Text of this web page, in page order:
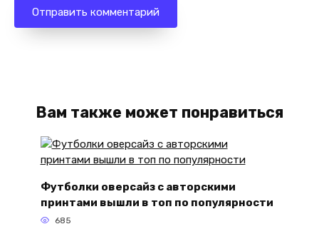
Вам также может понравиться
Футболки оверсайз с авторскими
принтами вышли в топ по популярности
685